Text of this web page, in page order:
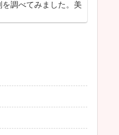
調べてみました。美